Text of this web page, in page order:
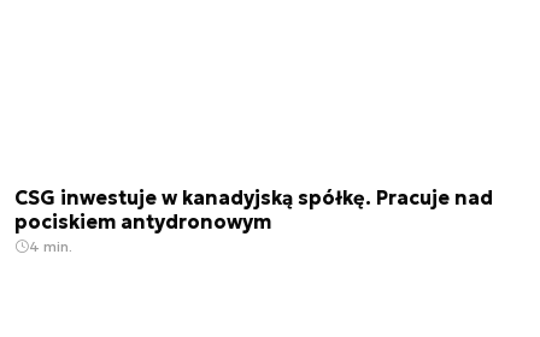
CSG inwestuje w kanadyjską spółkę. Pracuje nad
pociskiem antydronowym
4 min.